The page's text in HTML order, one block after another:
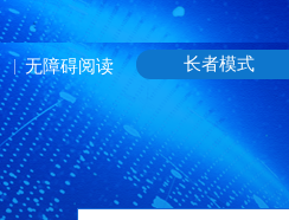
长者模式
无障碍阅读